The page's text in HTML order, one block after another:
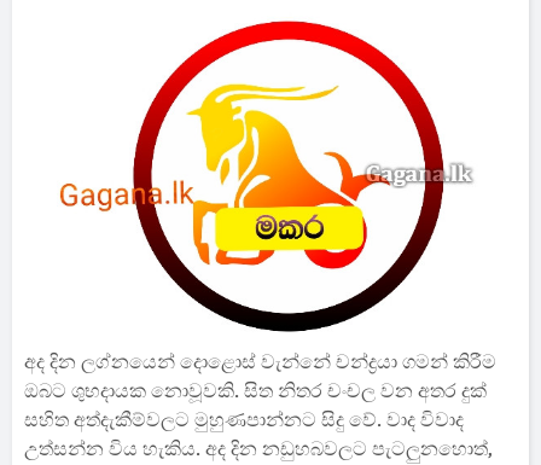
අද දින ලග්නයෙන් දොළොස් වැන්නේ චන්ද්‍රයා ගමන් කිරීම
ඔබට ශුභදායක නොවූවකි. සිත නිතර චංචල වන අතර දුක්
සහිත අත්දැකීම්වලට මුහුණපාන්නට සිදු වේ. වාද විවාද
උත්සන්න විය හැකිය. අද දින නඩුහබවලට පැටලුනහොත්,